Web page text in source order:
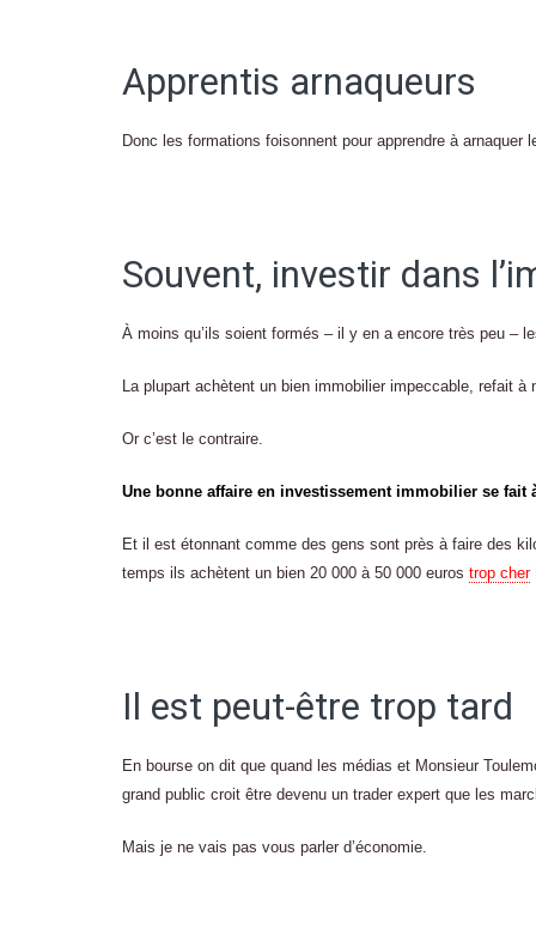
Apprentis arnaqueurs
Donc les formations foisonnent pour apprendre à
Souvent, investir dans
À moins qu’ils soient formés – il y en a encore très peu –
La plupart achètent un bien immobilier impeccable, refait à
Or c’est le contraire.
Une bonne affaire en investissement immobilier se fait
Et il est étonnant comme des gens sont près à faire des
temps ils achètent un bien 20 000 à 50 000 euros trop cher
Il est peut-être trop tard
En bourse on dit que quand les médias et Monsieur
grand public croit être devenu un trader expert que les
Mais je ne vais pas vous parler d’économie.